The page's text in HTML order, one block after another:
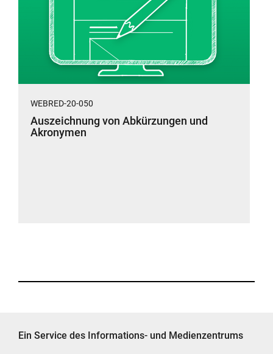
WEBRED-20-050
Auszeichnung von Abkürzungen und
Akronymen
Ein Service des Informations- und Medienzentrums